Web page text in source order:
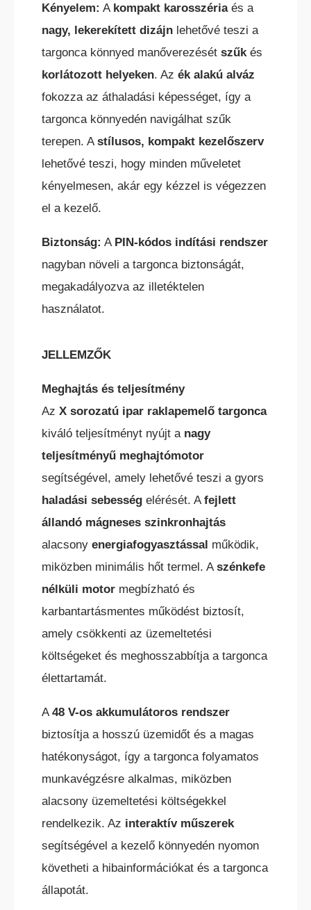
TEREPES HOMLOKVILLÁS
TARGONCA
HC ÖNJÁRÓ KAROS/OSZLOPOS
SZEMÉLYEMELŐK
HASZNÁLT TARGONCÁK
AKCIÓS
TARGONCÁK
Kényelem: A kompakt karosszériaés a
nagy, lekerekített dizájn lehetővé teszi a
targonca könnyed manőverezését szűk és
korlátozott helyeken. Az ék alakú alváz
fokozza az áthaladási képességet, így a
targonca könnyedén navigálhat szűk
terepen. A stílusos, kompakt kezelőszerv
lehetővé teszi, hogy minden műveletet
kényelmesen, akár egy kézzel is végezzen
el a kezelő.
Biztonság: A PIN-kódos indítási rendszer
nagyban növeli a targonca biztonságát,
megakadályozva az illetéktelen
használatot.
JELLEMZŐK
Meghajtás és teljesítmény
Az X sorozatú ipar raklapemelő targonca
kiváló teljesítményt nyújt a nagy
teljesítményű meghajtómotor
segítségével, amely lehetővé teszi a gyors
haladási sebesség elérését. A fejlett
állandó mágneses szinkronhajtás
alacsony energiafogyasztással működik,
miközben minimális hőt termel. A szénkefe
nélküli motor megbízható és
karbantartásmentes működést biztosít,
amely csökkenti az üzemeltetési
költségeket és meghosszabbítja a targonca
élettartamát.
A 48 V-os akkumulátoros rendszer
biztosítja a hosszú üzemidőt és a magas
hatékonyságot, így a targonca folyamatos
munkavégzésre alkalmas, miközben
alacsony üzemeltetési költségekkel
rendelkezik. Az interaktív műszerek
segítségével a kezelő könnyedén nyomon
követheti a hibainformációkat és a targonca
állapotát.